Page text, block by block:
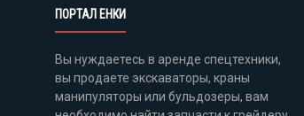
ПОРТАЛ ЕНКИ
Вы нуждаетесь в аренде спецтехники,
вы продаете экскаваторы, краны
манипуляторы или бульдозеры, вам